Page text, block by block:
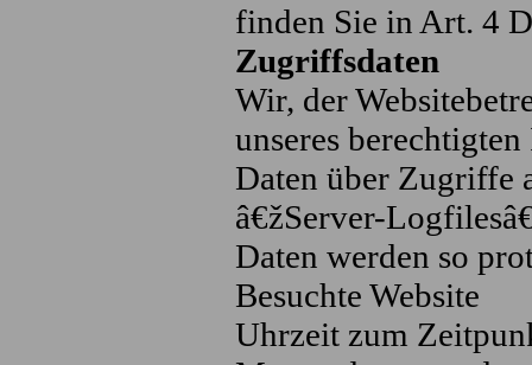
finden Sie in Art. 4
Zugriffsdaten
Wir, der
unseres
Daten über Zugriffe
â€žServer-
Daten werden so
Besuchte Website
Uhrzeit zum